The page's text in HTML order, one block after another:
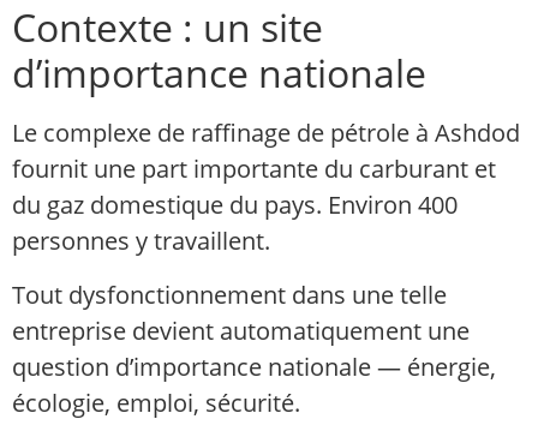
Contexte : un site
d’importance nationale
Le complexe de raffinage de pétrole à Ashdod
fournit une part importante du carburant et
du gaz domestique du pays. Environ 400
personnes y travaillent.
Tout dysfonctionnement dans une telle
entreprise devient automatiquement une
question d’importance nationale — énergie,
écologie, emploi, sécurité.